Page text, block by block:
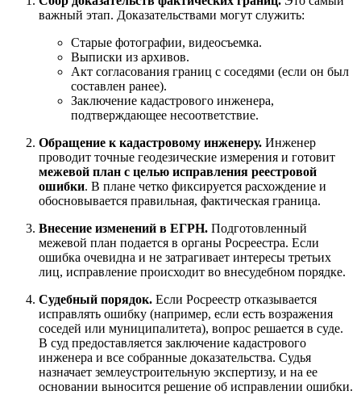
важный этап. Доказательствами могут служить:
Старые фотографии, видеосъемка.
Выписки из архивов.
Акт согласования границ с соседями (если он был
составлен ранее).
Заключение кадастрового инженера,
подтверждающее несоответствие.
Обращение к кадастровому инженеру. Инженер
проводит точные геодезические измерения и готовит
межевой план с целью исправления реестровой
ошибки. В плане четко фиксируется расхождение и
обосновывается правильная, фактическая граница.
Внесение изменений в ЕГРН. Подготовленный
межевой план подается в органы Росреестра. Если
ошибка очевидна и не затрагивает интересы третьих
лиц, исправление происходит во внесудебном порядке.
Судебный порядок. Если Росреестр отказывается
исправлять ошибку (например, если есть возражения
соседей или муниципалитета), вопрос решается в суде.
В суд предоставляется заключение кадастрового
инженера и все собранные доказательства. Судья
назначает землеустроительную экспертизу, и на ее
основании выносится решение об исправлении ошибки.